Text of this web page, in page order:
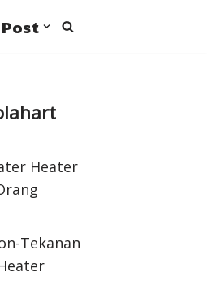
Heater
Tekanan